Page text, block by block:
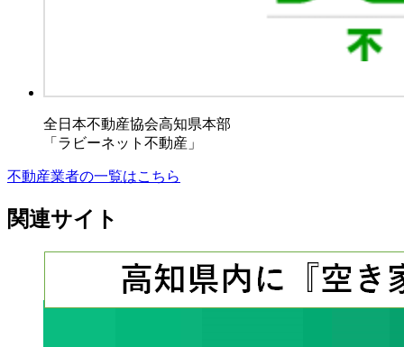
全日本不動産協会高知県本部
「ラビーネット不動産」
不動産業者の一覧はこちら
関連サイト